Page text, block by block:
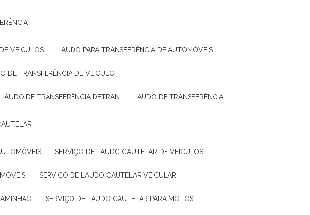
VEÍCULOS LAUDO PARA TRANSFERÊNCIA DE AUTOMÓVEIS
DE TRANSFERÊNCIA DE VEÍCULO
LAUDO DE TRANSFERÊNCIA DETRAN LAUDO DE TRANSFERÊNCIA
SERVIÇO DE LAUDO CAUTELAR DE VEÍCULOS
SERVIÇO DE LAUDO CAUTELAR VEICULAR
SERVIÇO DE LAUDO CAUTELAR PARA MOTOS